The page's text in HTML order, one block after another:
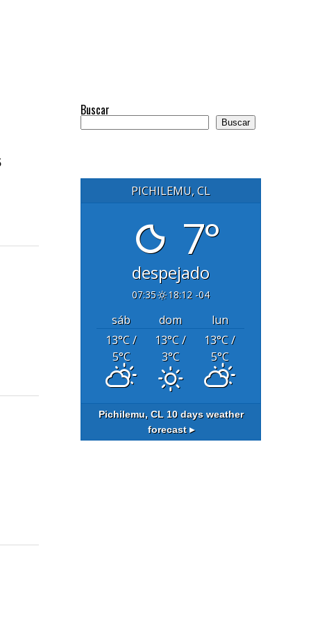
Buscar
Buscar
PICHILEMU, CL
7°
despejado
07:35 18:12 -04
sáb dom
lun
13°C/
5°C
13°C/
3°C
13°C/
5°C
Pichilemu, CL 10 days weather
forecast ▸